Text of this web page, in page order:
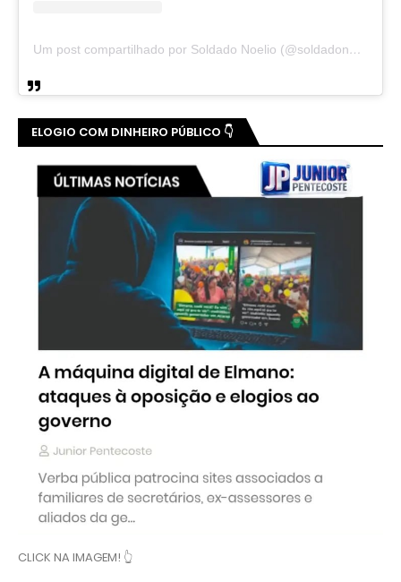
Um post compartilhado por Soldado Noelio (@soldadonoelio)
ELOGIO COM DINHEIRO PÚBLICO 👇
CLICK NA IMAGEM! 👆